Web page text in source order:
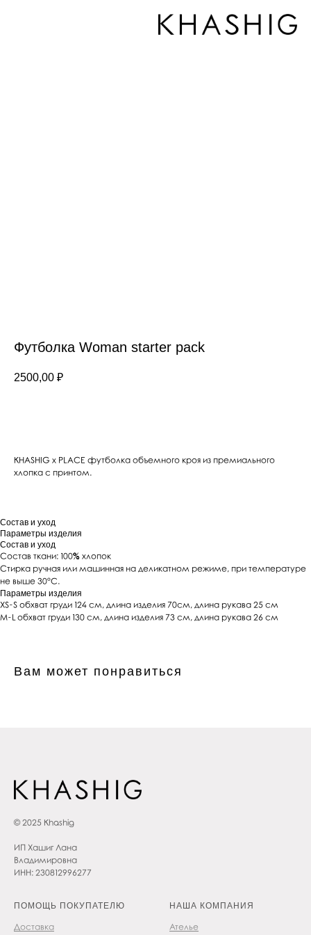
Футболка Woman starter pack
2500,00 ₽
KHASHIG x PLACE футболка объемного кроя из премиального
хлопка с принтом.
Состав и уход
Параметры изделия
Состав и уход
Состав ткани: 100% хлопок
Стирка ручная или машинная на деликатном режиме, при температуре
не выше 30°C.
Параметры изделия
XS-S обхват груди 124 см, длина изделия 70см, длина рукава 25 см
M-L обхват груди 130 см, длина изделия 73 см, длина рукава 26 см
Вам может понравиться
© 2025 Khashig
ИП Хашиг Лана
Владимировна
ИНН: 230812996277
ПОМОЩЬ ПОКУПАТЕЛЮ
Доставка
НАША КОМПАНИЯ
Ателье